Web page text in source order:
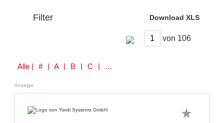
Filter Download XLS
von
Alle | # | A | B | C | D | E | F | G | H | I | J | K | L | M | N | O | P | Q | R | S | T | U | V | W | Y | Z
Anzeige